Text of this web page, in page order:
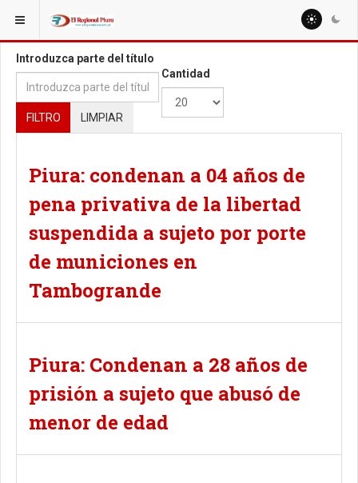
ESTÁ AQUÍ: TAGS
Introduzca parte del título
FILTRO LIMPIAR
Cantidad
Piura: condenan a 04 años de
pena privativa de la libertad
suspendida a sujeto por porte
de municiones en
Tambogrande
Piura: Condenan a 28 años de
prisión a sujeto que abusó de
menor de edad